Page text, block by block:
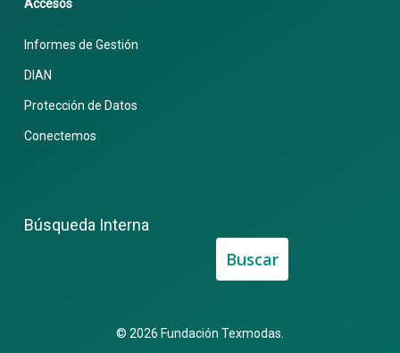
Accesos
Informes de Gestión
DIAN
Protección de Datos
Conectemos
Búsqueda Interna
Buscar
© 2026 Fundación Texmodas.